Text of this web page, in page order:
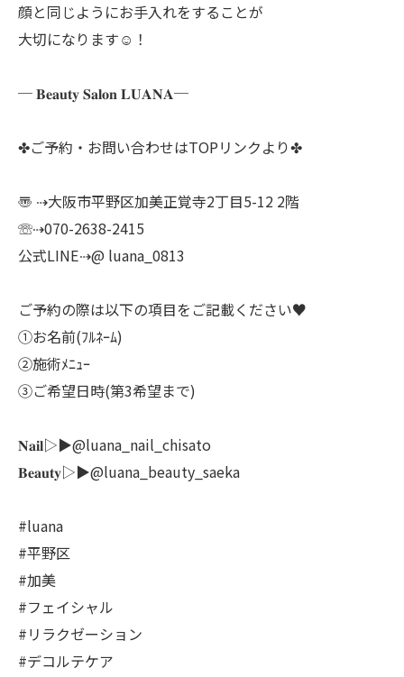
顔と同じようにお手入れをすることが
大切になります☺️！
─ 𝐁𝐞𝐚𝐮𝐭𝐲 𝐒𝐚𝐥𝐨𝐧 𝐋𝐔𝐀𝐍𝐀─
✤ご予約・お問い合わせはTOPリンクより✤
〠 ⇢大阪市平野区加美正覚寺2丁目5-12 2階
☏⇢070-2638-2415
公式LINE⇢@ luana_0813
ご予約の際は以下の項目をご記載ください♥
①お名前(ﾌﾙﾈｰﾑ)
②施術ﾒﾆｭｰ
③ご希望日時(第3希望まで)
𝐍𝐚𝐢𝐥▷▶@luana_nail_chisato
𝐁𝐞𝐚𝐮𝐭𝐲▷▶@luana_beauty_saeka
#luana
#平野区
#加美
#フェイシャル
#リラクゼーション
#デコルテケア